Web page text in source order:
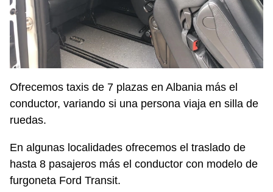
Ofrecemos taxis de 7 plazas en Albania más el
conductor, variando si una persona viaja en silla de
ruedas.
En algunas localidades ofrecemos el traslado de
hasta 8 pasajeros más el conductor con modelo de
furgoneta Ford Transit.